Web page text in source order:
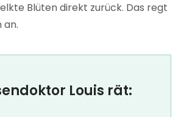
Blüten direkt zurück. Das regt
an.
Louis rät: